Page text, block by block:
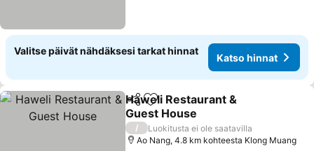
Valitse päivät nähdäksesi tarkat hinnat
Katso hinnat
Jaa Lisää suosikkeihin
Haweli Restaurant &
Guest House
/
Luokitusta ei ole saatavilla
Ao Nang, 4.8 km kohteesta Klong Muang